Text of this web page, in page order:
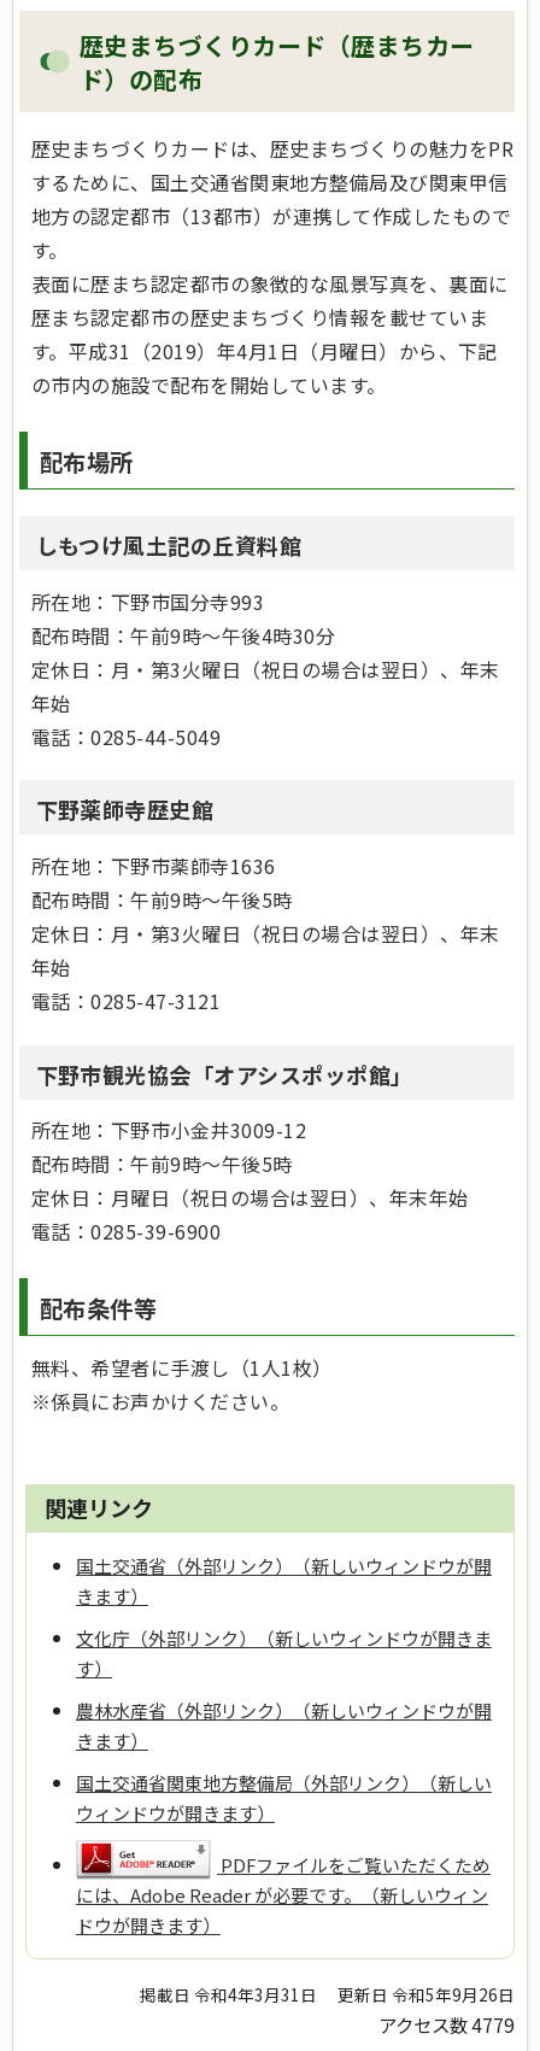
歴史まちづくりカード（歴まちカー
ド）の配布
歴史まちづくりカードは、歴史まちづくりの魅力をPR
するために、国土交通省関東地方整備局及び関東甲信
地方の認定都市（13都市）が連携して作成したもので
す。
表面に歴まち認定都市の象徴的な風景写真を、裏面に
歴まち認定都市の歴史まちづくり情報を載せていま
す。平成31（2019）年4月1日（月曜日）から、下記
の市内の施設で配布を開始しています。
配布場所
しもつけ風土記の丘資料館
所在地：下野市国分寺993
配布時間：午前9時～午後4時30分
定休日：月・第3火曜日（祝日の場合は翌日）、年末
年始
電話：0285-44-5049
下野薬師寺歴史館
所在地：下野市薬師寺1636
配布時間：午前9時～午後5時
定休日：月・第3火曜日（祝日の場合は翌日）、年末
年始
電話：0285-47-3121
下野市観光協会「オアシスポッポ館」
所在地：下野市小金井3009-12
配布時間：午前9時～午後5時
定休日：月曜日（祝日の場合は翌日）、年末年始
電話：0285-39-6900
配布条件等
無料、希望者に手渡し（1人1枚）
※係員にお声かけください。
関連リンク
国土交通省（外部リンク）（新しいウィンドウが開
きます）
文化庁（外部リンク）（新しいウィンドウが開きま
す）
農林水産省（外部リンク）（新しいウィンドウが開
きます）
国土交通省関東地方整備局（外部リンク）（新しい
ウィンドウが開きます）
PDFファイルをご覧いただくため
には、Adobe Reader が必要です。（新しいウィン
ドウが開きます）
掲載日 令和4年3月31日 更新日 令和5年9月26日
アクセス数4779